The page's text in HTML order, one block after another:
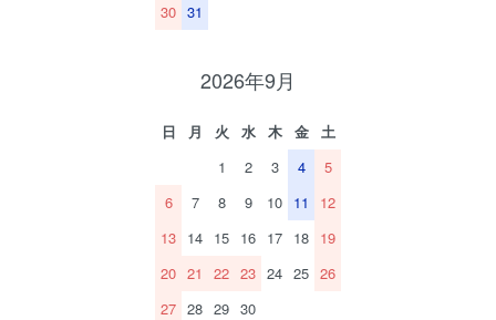
30 31
2026年9月
日 月 火 水 木 金
土
1
2 3 4
5
6
7 8 9 10 11
12
13 14 15 16 17 18 19
20 21 22 23 24 25 26
27 28 29 30